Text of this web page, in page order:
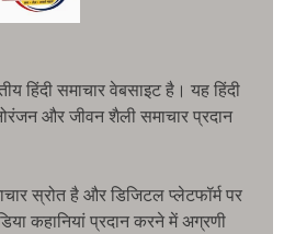
हिंदी समाचार वेबसाइट है। यह हिंदी
और जीवन शैली समाचार प्रदान
स्रोत है और डिजिटल प्लेटफॉर्म पर
कहानियां प्रदान करने में अग्रणी